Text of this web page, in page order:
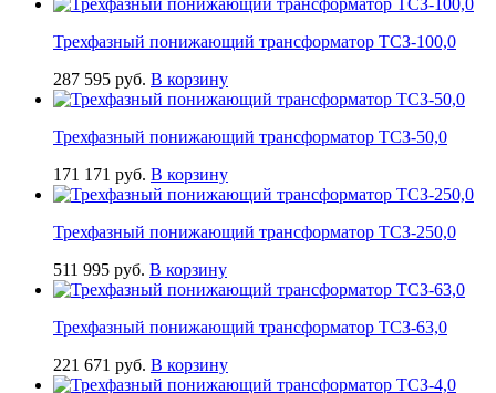
Трехфазный понижающий трансформатор ТСЗ-100,0
287 595 руб. В корзину
Трехфазный понижающий трансформатор ТСЗ-50,0
171 171 руб. В корзину
Трехфазный понижающий трансформатор ТСЗ-250,0
511 995 руб. В корзину
Трехфазный понижающий трансформатор ТСЗ-63,0
221 671 руб. В корзину